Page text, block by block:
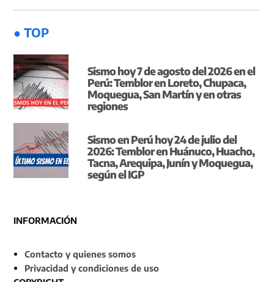
● TOP
Sismo hoy 7 de agosto del 2026 en el
Perú: Temblor en Loreto, Chupaca,
Moquegua, San Martín y en otras
regiones
Sismo en Perú hoy 24 de julio del
2026: Temblor en Huánuco, Huacho,
Tacna, Arequipa, Junín y Moquegua,
según el IGP
INFORMACIÓN
Contacto y quienes somos
Privacidad y condiciones de uso